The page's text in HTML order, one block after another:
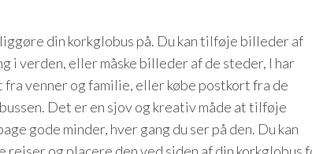
din korkglobus på. Du kan tilføje billeder af
i verden, eller måske billeder af de steder, I har
fra venner og familie, eller købe postkort fra de
Det er en sjov og kreativ måde at tilføje
gode minder, hver gang du ser på den. Du kan